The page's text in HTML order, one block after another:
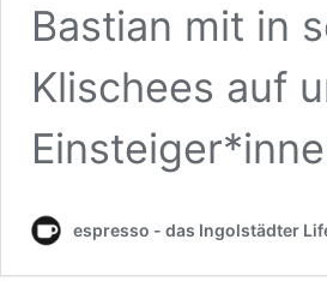
Bastian mit in
Klischees auf
espresso - das Ingolstädter